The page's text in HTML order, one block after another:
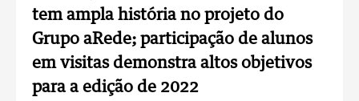
tem ampla história no projeto do
Grupo aRede; participação de alunos
em visitas demonstra altos objetivos
para a edição de 2022